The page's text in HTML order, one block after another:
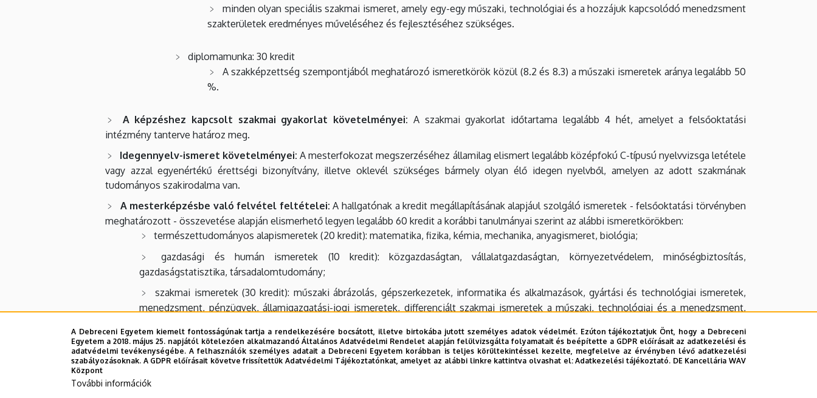
minden olyan speciális szakmai ismeret, amely egy-egy műszaki, technológiai és a hozzájuk kapcsolódó menedzsment
szakterületek eredményes műveléséhez és fejlesztéséhez szükséges.
diplomamunka: 30 kredit
A szakképzettség szempontjából meghatározó ismeretkörök közül (8.2 és 8.3) a műszaki ismeretek aránya legalább 50
%.
A képzéshez kapcsolt szakmai gyakorlat követelményei: A szakmai gyakorlat időtartama legalább 4 hét, amelyet a felsőoktatási
intézmény tanterve határoz meg.
Idegennyelv-ismeret követelményei:A mesterfokozat megszerzéséhez államilag elismert legalább középfokú C-típusú nyelvvizsga letétele
vagy azzal egyenértékű érettségi bizonyítvány, illetve oklevél szükséges bármely olyan élő idegen nyelvből, amelyen az adott szakmának
tudományos szakirodalma van.
A mesterképzésbe való felvétel feltételei:A hallgatónak a kredit megállapításának alapjául szolgáló ismeretek - felsőoktatási törvényben
meghatározott - összevetése alapján elismerhető legyen legalább 60 kredit a korábbi tanulmányai szerint az alábbi ismeretkörökben:
természettudományos alapismeretek (20 kredit): matematika, fizika, kémia, mechanika, anyagismeret, biológia;
gazdasági és humán ismeretek (10 kredit): közgazdaságtan, vállalatgazdaságtan, környezetvédelem, minőségbiztosítás,
gazdaságstatisztika, társadalomtudomány;
szakmai ismeretek (30 kredit): műszaki ábrázolás, gépszerkezetek, informatika és alkalmazások, gyártási és technológiai ismeretek,
menedzsment, pénzügyek, államigazgatási-jogi ismeretek, differenciált szakmai ismeretek a műszaki, technológiai és a menedzsment,
A mesterképzésbe való felvétel feltétele, hogy a felsorolt ismeretkörökben legalább 30 kredittel rendelkezzen a hallgató. A hiányzó krediteket
és vizsgaszabályzatában meghatározottak szerint meg kell szerezni.
A Debreceni Egyetem kiemelt fontosságúnak tartja a rendelkezésére bocsátott, illetve birtokába jutott személyes adatok védelmét. Ezúton tájékoztatjuk Önt, hogy a Debreceni
Egyetem a 2018. május 25. napjától kötelezően alkalmazandó Általános Adatvédelmi Rendelet alapján felülvizsgálta folyamatait és beépítette a GDPR előírásait az adatkezelési és
adatvédelmi tevékenységébe. A felhasználók személyes adatait a Debreceni Egyetem korábban is teljes körültekintéssel kezelte, megfelelve az érvényben lévő adatkezelési
szabályozásoknak. A GDPR előírásait követve frissítettük Adatvédelmi Tájékoztatónkat, amelyet az alábbi linkre kattintva olvashat el:Adatkezelési tájékoztató. DE Kancellária WAV
Központ
További információk